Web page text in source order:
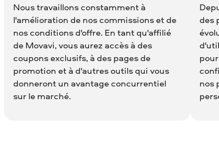
Nous travaillons constamment à
l'amélioration de nos commissions et de
nos conditions d'offre. En tant qu'affilié
de Movavi, vous aurez accès à des
coupons exclusifs, à des pages de
promotion et à d'autres outils qui vous
donneront un avantage concurrentiel
sur le marché.
des
nos